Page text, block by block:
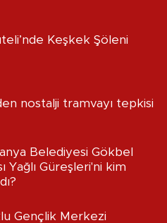
Keşkek Şöleni
nostalji tramvayı tepkisi
Belediyesi Gökbel
Yağlı Güreşleri'ni kim
Gençlik Merkezi